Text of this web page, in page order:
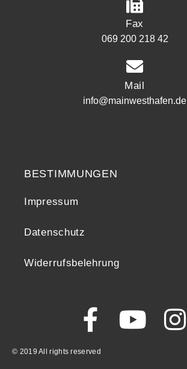
Fax
069 200 218 42
Mail
info@mainwesthafen.de
BESTIMMUNGEN
Impressum
Datenschutz
Widerrufsbelehrung
© 2019 All rights reserved